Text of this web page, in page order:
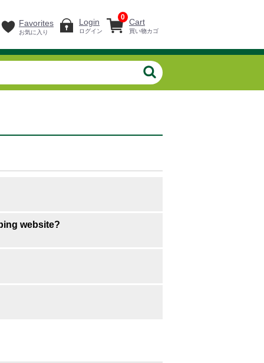
Cart
買い物カゴ
0
Favorites
お気に入り
Login
ログイン
website?